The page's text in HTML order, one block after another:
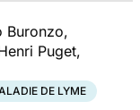
Buronzo,
Puget,
DE LYME